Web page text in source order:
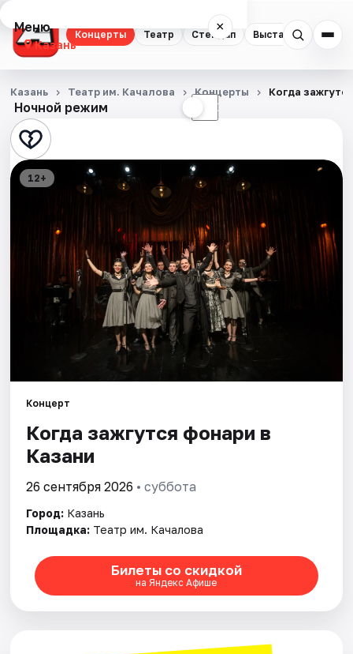
Концерты Театр Стендап Выставки
Меню ×
Казань
Концерты
Театр
Стендап
Квесты
Экскурсии
Спорт
События
Площадки
Артисты
Ночной режим ☾
Казань Театр им. Качалова Концерты Когда
12+
Концерт
Когда зажгутся фонари в
Казани
26 сентября 2026 • суббота
Город: Казань
Площадка: Театр им. Качалова
Билеты со скидкой
на Яндекс Афише